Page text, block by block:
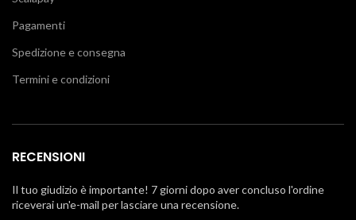
Pagamenti
Spedizione e consegna
Termini e condizioni
RECENSIONI
Il tuo giudizio è importante! 7 giorni dopo aver concluso l'ordine
riceverai un'e-mail per lasciare una recensione.